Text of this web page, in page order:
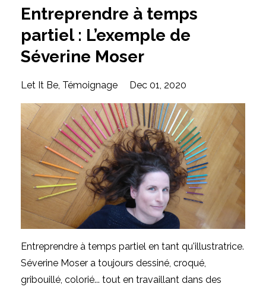
Entreprendre à temps
partiel : L’exemple de
Séverine Moser
Let It Be Témoignage Dec 01, 2020
Entreprendre à temps partiel en tant qu'illustratrice.
Séverine Moser a toujours dessiné, croqué,
gribouillé, colorié... tout en travaillant dans des